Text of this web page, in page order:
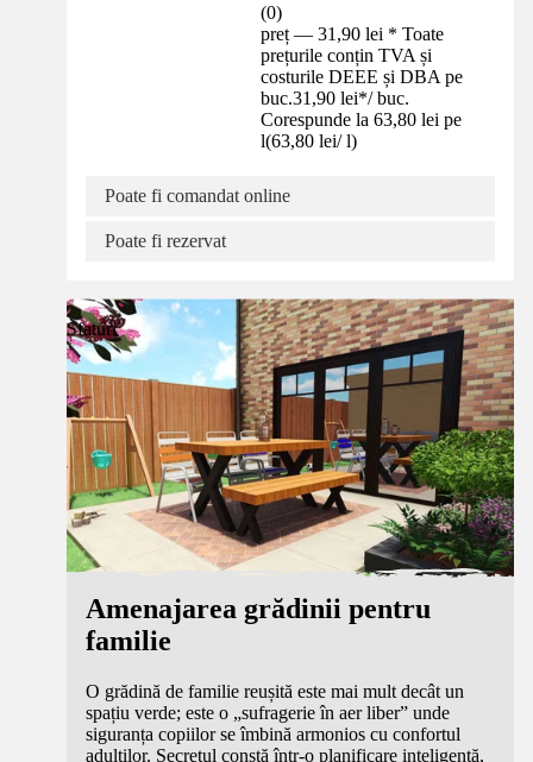
(0)
preț — 31,90 lei * Toate
prețurile conțin TVA și
costurile DEEE și DBA pe
buc.31,90 lei*/ buc.
Corespunde la 63,80 lei pe
l(63,80 lei/ l)
Poate fi comandat online
Poate fi rezervat
Sfaturi
Amenajarea grădinii pentru
familie
O grădină de familie reușită este mai mult decât un
spațiu verde; este o „sufragerie în aer liber” unde
siguranța copiilor se îmbină armonios cu confortul
adulților. Secretul constă într-o planificare inteligentă,